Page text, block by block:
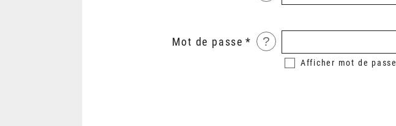
Mot de passe ?
Afficher mot de passe